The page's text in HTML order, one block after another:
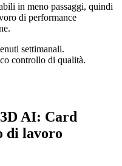
in meno passaggi, quindi
di performance
settimanali.
controllo di qualità.
AI: Card
di lavoro